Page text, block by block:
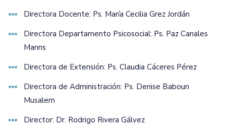
Directora Docente: Ps. María Cecilia Grez Jordán
Directora Departamento Psicosocial: Ps. Paz Canales
Manns
Directora de Extensión: Ps. Claudia Cáceres Pérez
Directora de Administración: Ps. Denise Baboun
Musalem
Director: Dr. Rodrigo Rivera Gálvez